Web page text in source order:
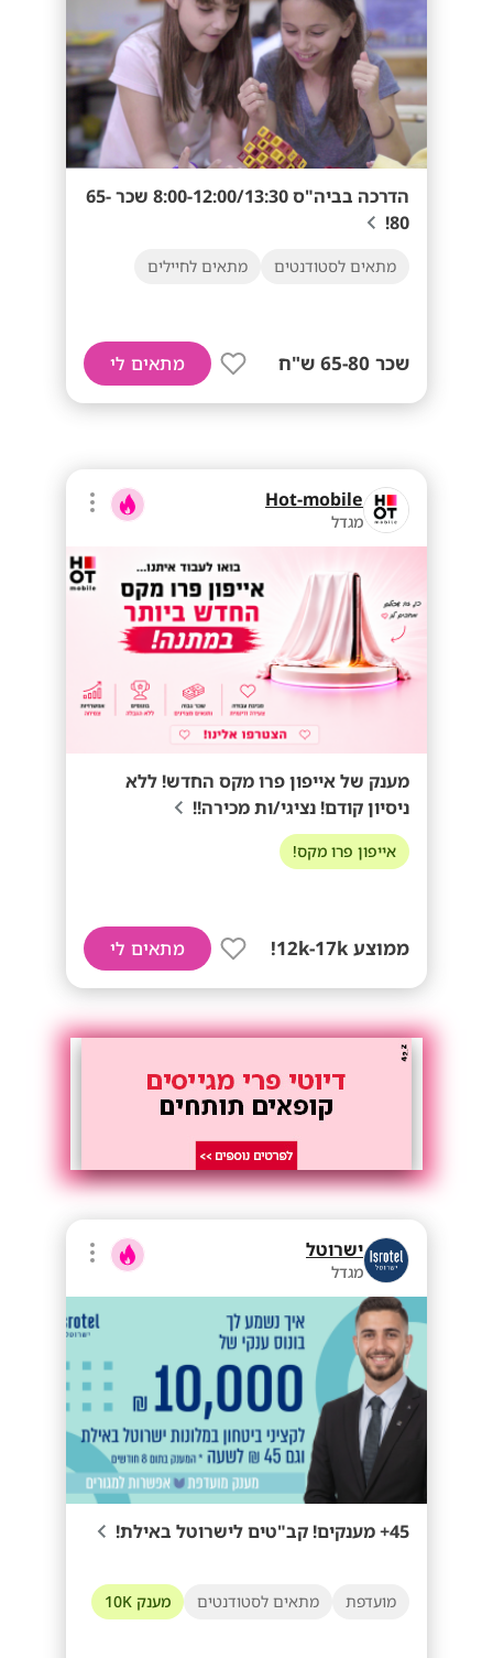
הדרכה בביה"ס 8:00-12:00/13:30 שכר 65-
80!
מתאים לסטודנטים מתאים לחיילים
שכר 65-80 ש"ח מתאים לי
Hot-mobile
מגדל
מענק של אייפון פרו מקס החדש! ללא
ניסיון קודם! נציגי/ות מכירה!!
אייפון פרו מקס!
ממוצע 12k-17k! מתאים לי
ישרוטל
מגדל
45+ מענקים! קב"טים לישרוטל באילת!
מועדפת מתאים לסטודנטים מענק 10K